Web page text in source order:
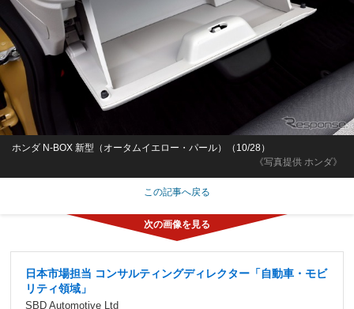
《写真提供 ホンダ》
ホンダ N-BOX 新型（オータムイエロー・パール）（10/28）
この記事へ戻る
日本市場担当 コンサルティングディレクター「自動車・モビ
リティ領域」
SBD Automotive Ltd